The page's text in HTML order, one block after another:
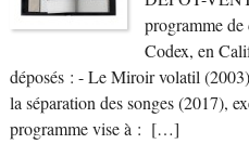
programme
Codex, en
déposés : - Le Miroir volatil
la séparation des songes (2017),
programme vise à : […]